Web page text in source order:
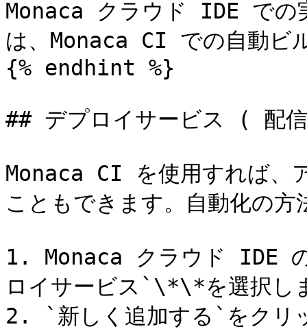
Monaca クラウド IDE での
は、Monaca CI での自動ビ
{% endhint %}
## デプロイサービス ( 配
Monaca CI を使用すれば、
こともできます。自動化の
1. Monaca クラウド IDE
ロイサービス`\*\*を選択し
2. `新しく追加する`をクリ